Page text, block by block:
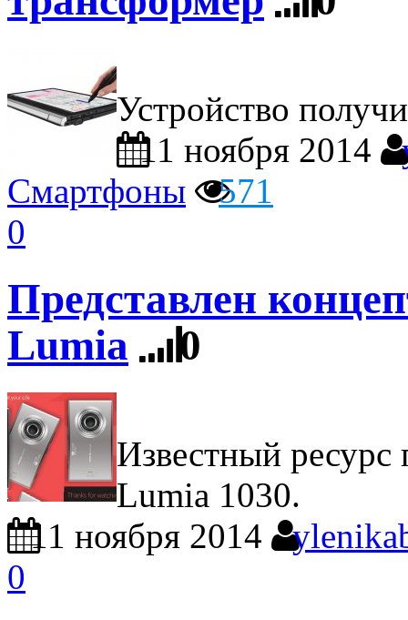
Устройство
11 ноября 2014
Смартфоны
571
0
Представлен
Lumia
0
Известный ресурс
Lumia 1030.
11 ноября 2014
0